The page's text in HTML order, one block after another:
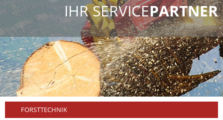
IHR SERVICEPARTNER
FORSTTECHNIK